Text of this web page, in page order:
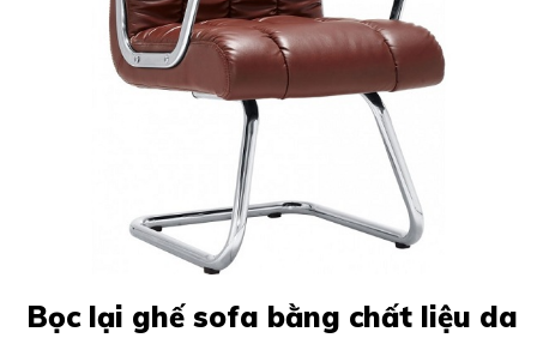
Bọc lại ghế sofa bằng chất liệu da